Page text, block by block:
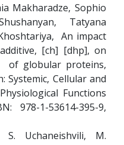
Makharadze, Sophio
Tatyana
An impact
[ch] [dhp], on
globular proteins,
Systemic, Cellular and
Functions
978-1-53614-395-9,
Uchaneishvili, M.